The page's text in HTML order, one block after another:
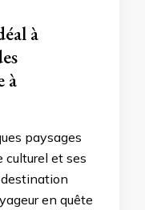
à
à
paysages
culturel et ses
en quête